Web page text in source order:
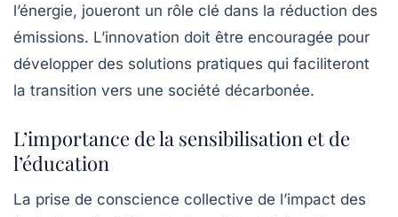
l’énergie, joueront un rôle clé dans la réduction des
émissions. L’innovation doit être encouragée pour
développer des solutions pratiques qui faciliteront
la transition vers une société décarbonée.
L’importance de la sensibilisation et de
l’éducation
La prise de conscience collective de l’impact des